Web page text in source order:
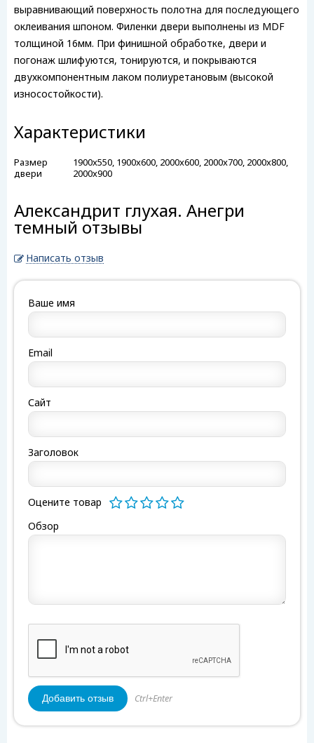
выравнивающий поверхность полотна для последующего
оклеивания шпоном. Филенки двери выполнены из MDF
толщиной 16мм. При финишной обработке, двери и
погонаж шлифуются, тонируются, и покрываются
двухкомпонентным лаком полиуретановым (высокой
износостойкости).
Характеристики
Размер
двери
1900x550, 1900x600, 2000x600, 2000x700, 2000x800,
2000x900
Александрит глухая. Анегри
темный отзывы
Написать отзыв
Ваше имя
Email
Сайт
Заголовок
Оцените товар
Обзор
Ctrl+Enter